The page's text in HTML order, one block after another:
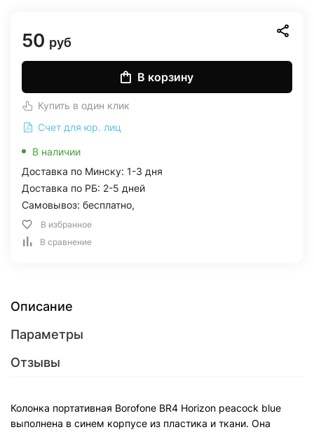
50 руб
В корзину
Купить в один клик
Счет для юр. лиц
В наличии
Доставка по Минску: 1-3 дня
Доставка по РБ: 2-5 дней
Самовывоз: бесплатно,
В избранное
В сравнение
Описание
Параметры
Отзывы
Колонка портативная Borofone BR4 Horizon peacock blue
выполнена в синем корпусе из пластика и ткани. Она